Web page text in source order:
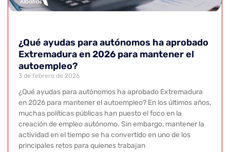
¿Qué ayudas para autónomos ha aprobado
Extremadura en 2026 para mantener el
autoempleo?
3 de febrero de 2026
¿Qué ayudas para autónomos ha aprobado Extremadura
en 2026 para mantener el autoempleo? En los últimos años,
muchas políticas públicas han puesto el foco en la
creación de empleo autónomo. Sin embargo, mantener la
actividad en el tiempo se ha convertido en uno de los
principales retos para quienes trabajan